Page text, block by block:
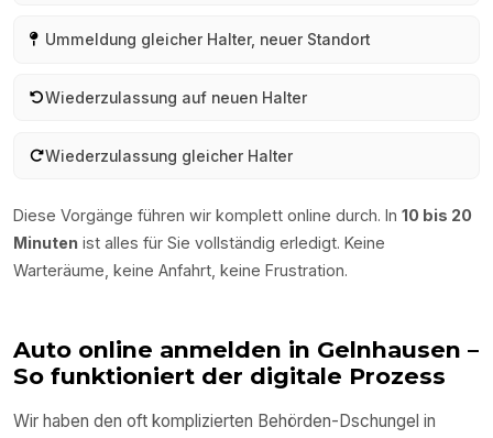
Ummeldung gleicher Halter, neuer Standort
Wiederzulassung auf neuen Halter
Wiederzulassung gleicher Halter
Diese Vorgänge führen wir komplett online durch. In 10 bis 20
Minuten ist alles für Sie vollständig erledigt. Keine
Warteräume, keine Anfahrt, keine Frustration.
Auto online anmelden in Gelnhausen –
So funktioniert der digitale Prozess
Wir haben den oft komplizierten Behörden-Dschungel in